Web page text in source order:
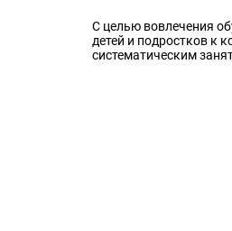
С целью вовлечения
детей и подростков к
систематическим